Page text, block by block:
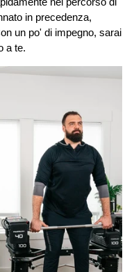
in precedenza,
un po' di impegno, sarai
a te.